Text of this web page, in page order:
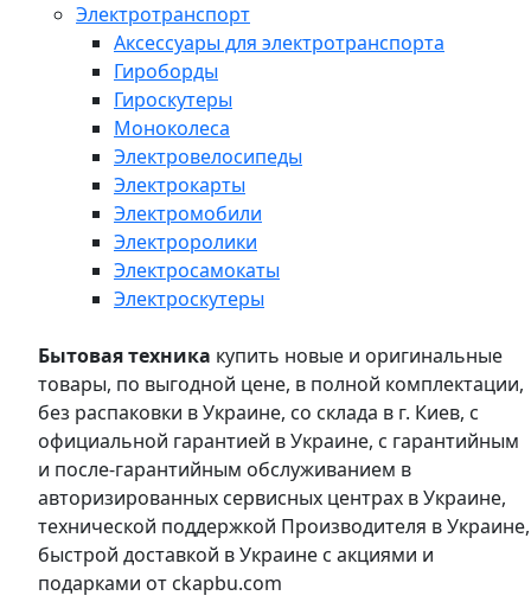
Электротранспорт
Аксессуары для электротранспорта
Гироборды
Гироскутеры
Моноколеса
Электровелосипеды
Электрокарты
Электромобили
Электроролики
Электросамокаты
Электроскутеры
Бытовая техника купить новые и оригинальные
товары, по выгодной цене, в полной комплектации,
без распаковки в Украине, со склада в г. Киев, с
официальной гарантией в Украине, с гарантийным
и после-гарантийным обслуживанием в
авторизированных сервисных центрах в Украине,
технической поддержкой Производителя в Украине,
быстрой доставкой в Украине с акциями и
подарками от ckapbu.com